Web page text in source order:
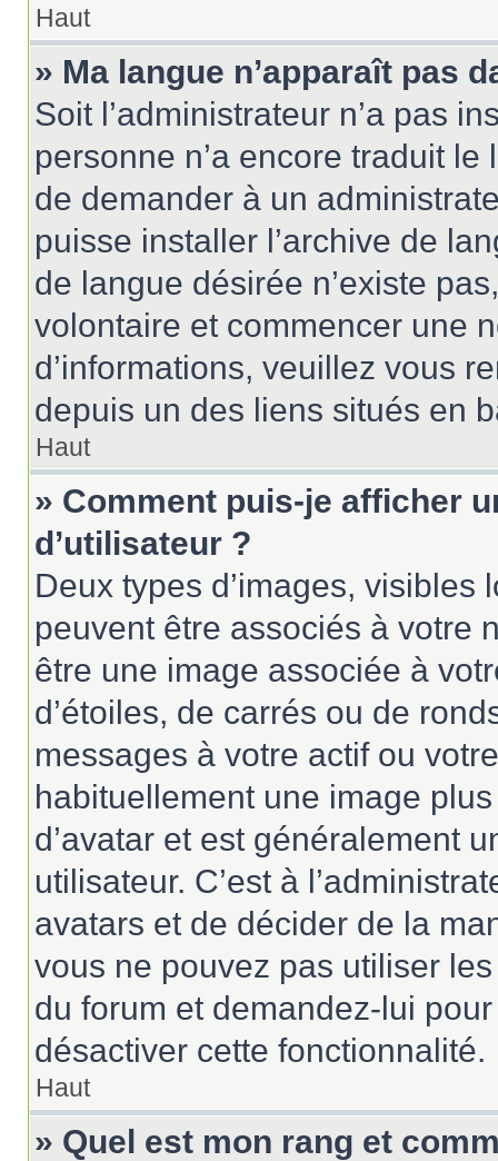
Haut
» Ma langue n’apparaît pas
Soit l’administrateur n’a pas
personne n’a encore traduit
de demander à un
puisse installer l’archive de
de langue désirée n’existe
volontaire et commencer une
d’informations, veuillez vous
depuis un des liens situés en
Haut
» Comment puis-je afficher
d’utilisateur ?
Deux types d’images,
peuvent être associés à votre
être une image associée à
d’étoiles, de carrés ou de
messages à votre actif ou
habituellement une image
d’avatar et est généralement
utilisateur. C’est à
avatars et de décider de la
vous ne pouvez pas utiliser
du forum et demandez-lui
désactiver cette fonctionnalité.
Haut
» Quel est mon rang et